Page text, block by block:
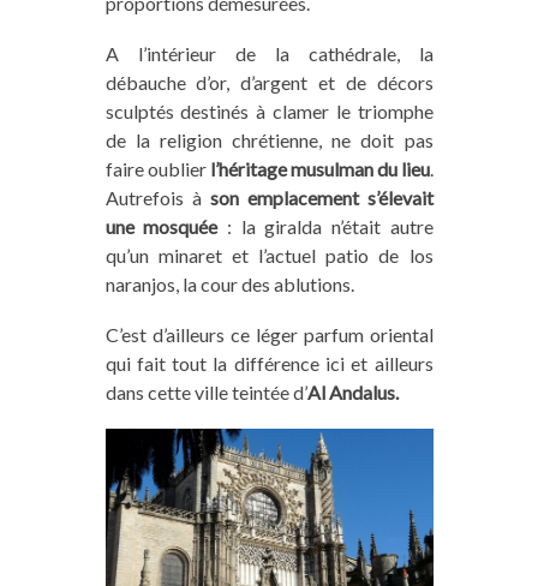
A l’intérieur de la cathédrale, la
débauche d’or, d’argent et de décors
sculptés destinés à clamer le triomphe
de la religion chrétienne, ne doit pas
faire oublier l’héritage musulman du lieu.
Autrefois à son emplacement s’élevait
une mosquée : la giralda n’était autre
qu’un minaret et l’actuel patio de los
naranjos, la cour des ablutions.
C’est d’ailleurs ce léger parfum oriental
qui fait tout la différence ici et ailleurs
dans cette ville teintée d’Al Andalus.